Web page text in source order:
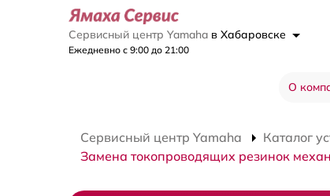
Сервисный центр Yamaha в Хабаровске
Ежедневно с 9:00 до 21:00
О
Сервисный центр Yamaha Каталог
Замена токопроводящих резинок